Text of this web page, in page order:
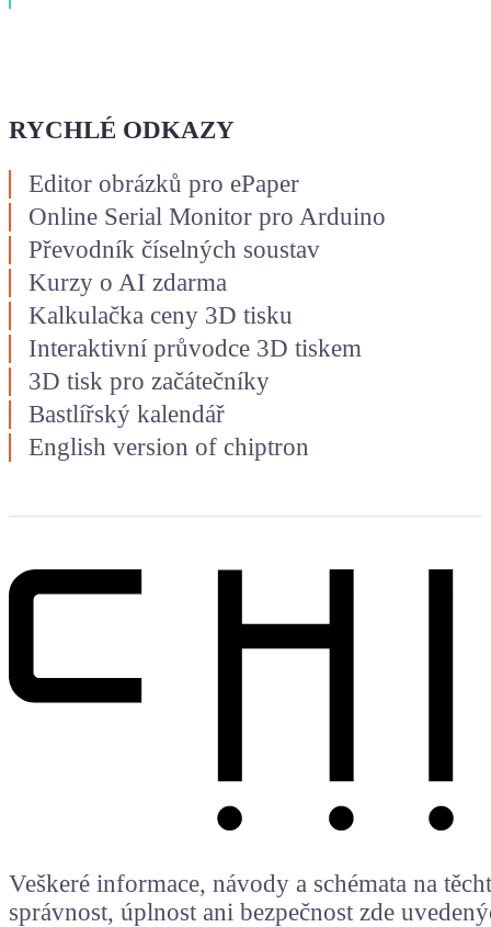
RYCHLÉ ODKAZY
Editor obrázků pro ePaper
Online Serial Monitor pro Arduino
Převodník číselných soustav
Kurzy o AI zdarma
Kalkulačka ceny 3D tisku
Interaktivní průvodce 3D tiskem
3D tisk pro začátečníky
Bastlířský kalendář
English version of chiptron
Veškeré informace, návody a schémata na
správnost, úplnost ani bezpečnost zde